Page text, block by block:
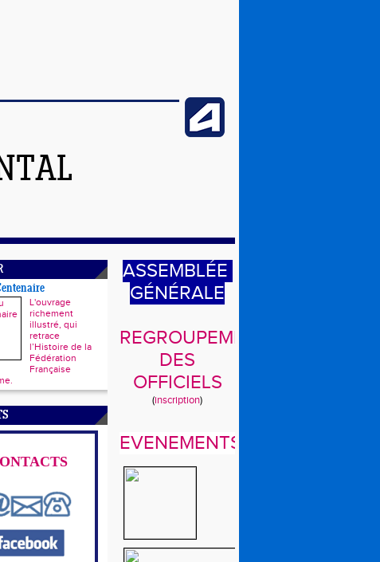
L'ouvrage
richement
illustré, qui
retrace
l’Histoire de la
Fédération
Française
ASSEMBLÉE
GÉNÉRALE
REGROUPEMENT
DES
OFFICIELS
(inscription)
EVENEMENTS